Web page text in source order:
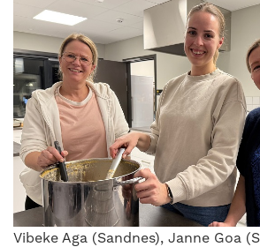
Vibeke Aga (Sandnes), Janne Goa